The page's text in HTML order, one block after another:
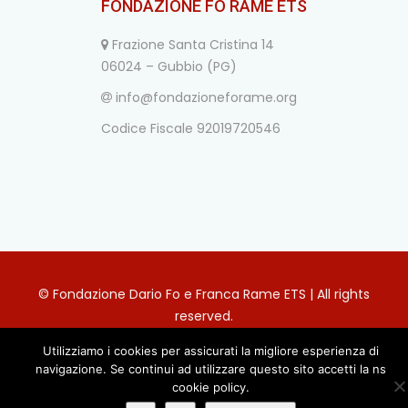
FONDAZIONE FO RAME ETS
Frazione Santa Cristina 14
06024 – Gubbio (PG)
info@fondazioneforame.org
Codice Fiscale 92019720546
© Fondazione Dario Fo e Franca Rame ETS | All rights
reserved.
Privacy Policy
Utilizziamo i cookies per assicurati la migliore esperienza di
navigazione. Se continui ad utilizzare questo sito accetti la ns
cookie policy.